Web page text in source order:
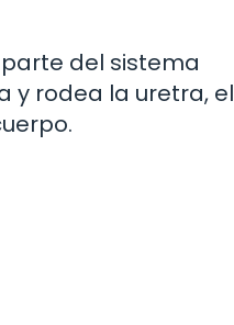
del sistema
y rodea la uretra, el